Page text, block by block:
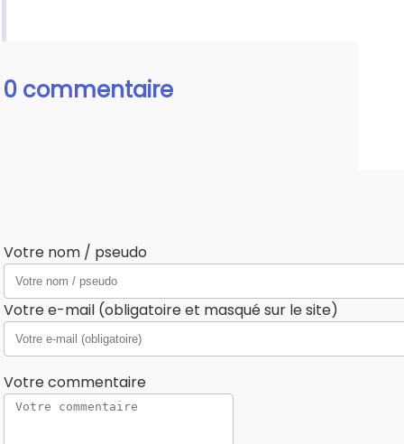
0 commentaire
Votre nom / pseudo
Votre e-mail (obligatoire et masqué sur le site)
Votre commentaire